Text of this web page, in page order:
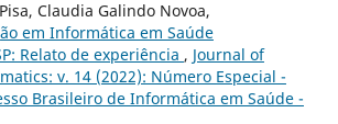
Claudia Galindo Novoa,
em Informática em Saúde
Relato de experiência , Journal of
v. 14 (2022): Número Especial -
Brasileiro de Informática em Saúde -